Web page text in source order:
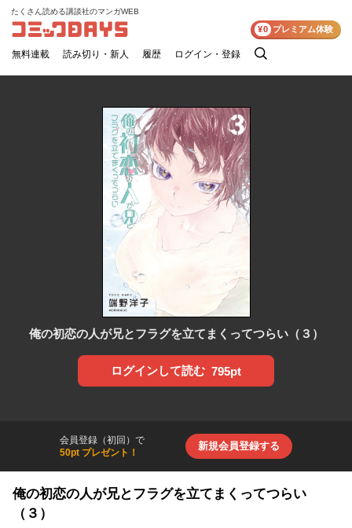
コミックDAYS
たくさん読める講談社のマンガWEB
無料連載 読み切り・新人 履歴 ログイン・登録
検
¥0 プレミアム体験
俺の初恋の人が兄とフラグを立てまくってつらい（３）
ログインして読む 795pt
会員登録（初回）で
50pt プレゼント！
新規会員登録する
俺の初恋の人が兄とフラグを立てまくってつらい
（３）